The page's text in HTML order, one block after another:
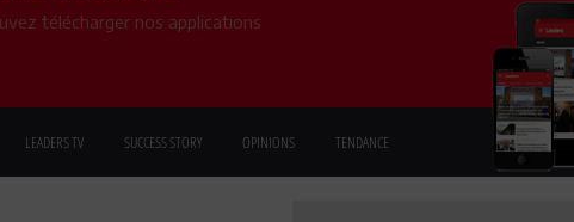
télécharger nos applications
LEADERS TV SUCCESS STORY OPINIONS TENDANCE